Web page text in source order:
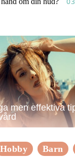
men effektiva
Hobby Barn